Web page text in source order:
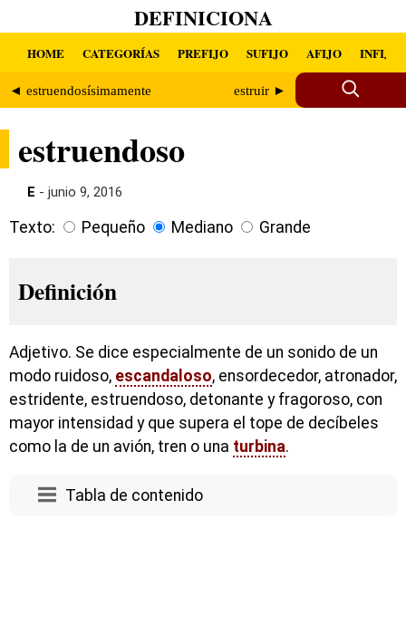
DEFINICIONA
HOME CATEGORÍAS PREFIJO SUFIJO AFIJO INFIJO
◄ estruendosísimamente estruir ►
estruendoso
E - junio 9, 2016
Texto: Pequeño Mediano Grande
Definición
Adjetivo. Se dice especialmente de un sonido de un
modo ruidoso, escandaloso, ensordecedor, atronador,
estridente, estruendoso, detonante y fragoroso, con
mayor intensidad y que supera el tope de decíbeles
como la de un avión, tren o una turbina.
Tabla de contenido